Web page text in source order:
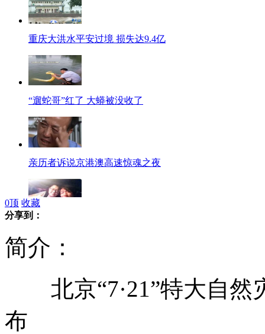
重庆大洪水平安过境 损失达9.4亿
“遛蛇哥”红了 大蟒被没收了
亲历者诉说京港澳高速惊魂之夜
美国：白宫不打算推动控枪法案
0顶 收藏
分享到：
简介：
北京“7·21”特大自然
布